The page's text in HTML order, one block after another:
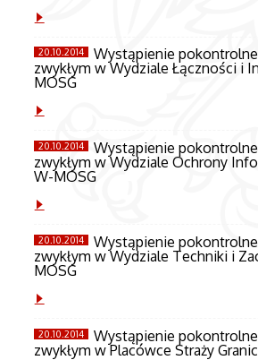
20.10.2014 Wystąpienie
zwykłym w Wydziale Łączności i
MOSG
20.10.2014 Wystąpienie
zwykłym w Wydziale Ochrony
W-MOSG
20.10.2014 Wystąpienie
zwykłym w Wydziale Techniki i
MOSG
20.10.2014 Wystąpienie
zwykłym w Placówce Straży